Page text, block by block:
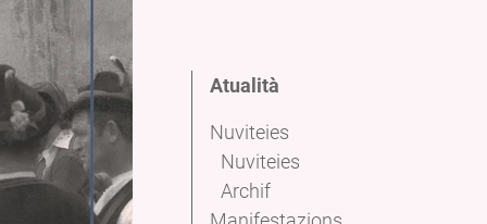
Atualità
Nuviteies
Nuviteies
Archif